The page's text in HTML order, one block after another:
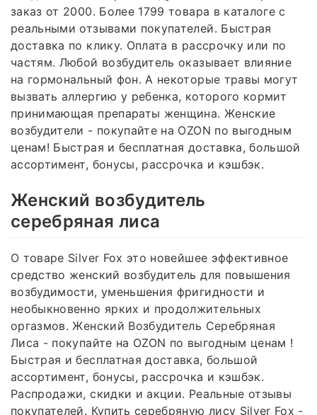
заказ от 2000. Более 1799 товара в каталоге с
реальными отзывами покупателей. Быстрая
доставка по клику. Оплата в рассрочку или по
частям. Любой возбудитель оказывает влияние
на гормональный фон. А некоторые травы могут
вызвать аллергию у ребенка, которого кормит
принимающая препараты женщина. Женские
возбудители - покупайте на OZON по выгодным
ценам! Быстрая и бесплатная доставка, большой
ассортимент, бонусы, рассрочка и кэшбэк.
Женский возбудитель
серебряная лиса
О товаре Silver Fox это новейшее эффективное
средство женский возбудитель для повышения
возбудимости, уменьшения фригидности и
необыкновенно ярких и продолжительных
оргазмов. Женский Возбудитель Серебряная
Лиса - покупайте на OZON по выгодным ценам !
Быстрая и бесплатная доставка, большой
ассортимент, бонусы, рассрочка и кэшбэк.
Распродажи, скидки и акции. Реальные отзывы
покупателей. Купить серебряную лису Silver Fox -